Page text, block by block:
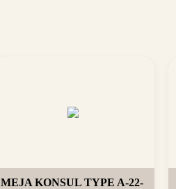
MEJA KONSUL TYPE A-22-